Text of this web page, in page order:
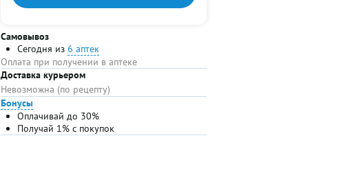
Самовывоз
Сегодня из6 аптек
Оплата при получении в аптеке
Доставка курьером
Невозможна (по рецепту)
Бонусы
Оплачивай до 30%
Получай 1% с покупок